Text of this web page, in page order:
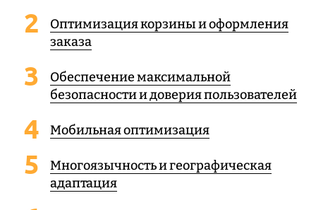
Оптимизация корзины и оформления
заказа
Обеспечение максимальной
безопасности и доверия пользователей
Мобильная оптимизация
Многоязычность и географическая
адаптация